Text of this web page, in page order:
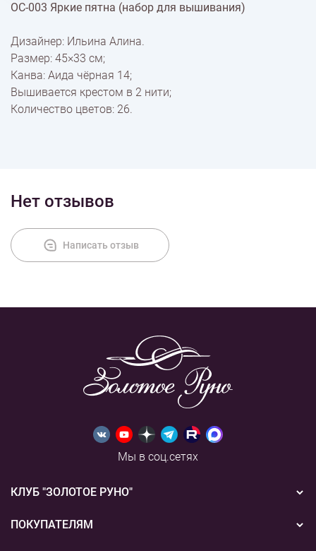
Доставка
Оплата
ОС-003 Яркие пятна (набор для вышивания)
Дизайнер: Ильина Алина.
Размер: 45×33 см;
Канва: Аида чёрная 14;
Вышивается крестом в 2 нити;
Количество цветов: 26.
Нет отзывов
Написать отзыв
Мы в соц.сетях
КЛУБ "ЗОЛОТОЕ РУНО"
Новости
ПОКУПАТЕЛЯМ